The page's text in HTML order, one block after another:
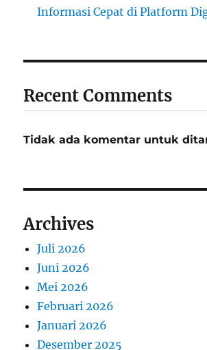
Informasi Cepat di Platform
Recent Comments
Tidak ada komentar untuk
Archives
Juli 2026
Juni 2026
Mei 2026
Februari 2026
Januari 2026
Desember 2025